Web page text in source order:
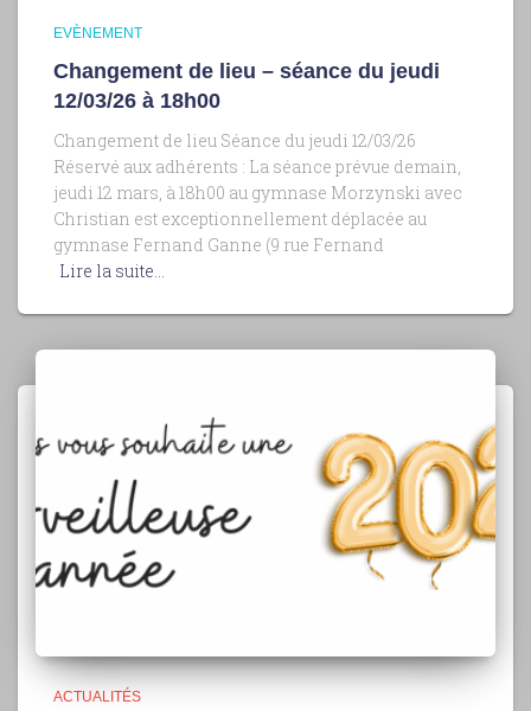
EVÈNEMENT
Changement de lieu – séance du jeudi
12/03/26 à 18h00
Changement de lieu Séance du jeudi 12/03/26
Réservé aux adhérents : La séance prévue demain,
jeudi 12 mars, à 18h00 au gymnase Morzynski avec
Christian est exceptionnellement déplacée au
gymnase Fernand Ganne (9 rue Fernand
Lire la suite…
ACTUALITÉS